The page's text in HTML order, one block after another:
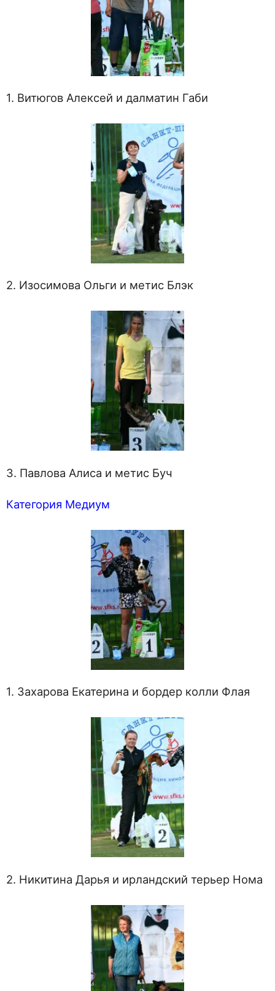
1. Витюгов Алексей и далматин Габи
2. Изосимова Ольги и метис Блэк
3. Павлова Алиса и метис Буч
Категория Медиум
1. Захарова Екатерина и бордер колли Флая
2. Никитина Дарья и ирландский терьер Нома